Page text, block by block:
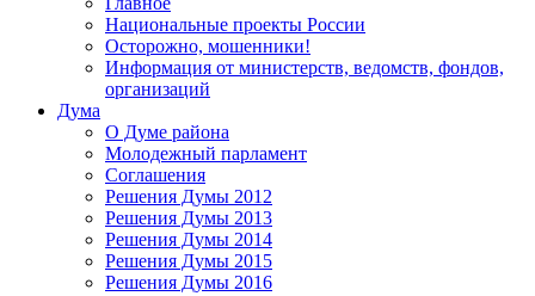
Национальные проекты России
Осторожно, мошенники!
Информация от министерств, ведомств, фондов,
организаций
Дума
О Думе района
Молодежный парламент
Соглашения
Решения Думы 2012
Решения Думы 2013
Решения Думы 2014
Решения Думы 2015
Решения Думы 2016